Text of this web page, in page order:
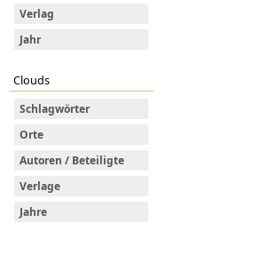
Verlag
Jahr
Clouds
Schlagwörter
Orte
Autoren / Beteiligte
Verlage
Jahre